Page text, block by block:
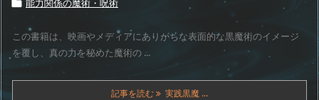
 能力関係の魔術・呪術
この書籍は、映画やメディアにありがちな表面的な黒魔術のイメージ
を覆し、真の力を秘めた魔術の ...
記事を読む 実践黒魔 ...